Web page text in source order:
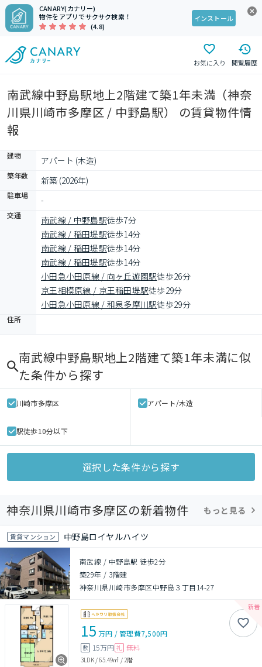
CANARY(カナリー)
物件をアプリでサクサク検索！
(4.8)
インストール
お気に入り 閲覧履歴
南武線中野島駅地上2階建て築1年未満（神奈
川県川崎市多摩区 / 中野島駅） の賃貸物件情
報
建物 アパート (木造)
築年数 新築 (2026年)
駐車場 -
交通 南武線 / 中野島駅徒歩7分
南武線 / 稲田堤駅徒歩14分
南武線 / 稲田堤駅徒歩14分
南武線 / 稲田堤駅徒歩14分
小田急小田原線 / 向ヶ丘遊園駅徒歩26分
京王相模原線 / 京王稲田堤駅徒歩29分
小田急小田原線 / 和泉多摩川駅徒歩29分
住所
南武線中野島駅地上2階建て築1年未満に似
た条件から探す
川崎市多摩区 アパート/木造
駅徒歩10分以下
選択した条件から探す
神奈川県川崎市多摩区の新着物件 もっと見る
賃貸マンション 中野島ロイヤルハイツ
南武線 / 中野島駅 徒歩2分
築29年 / 3階建
神奈川県川崎市多摩区中野島３丁目14-27
15 万円 /管理費7,500円
敷 15万円 礼 無料
3LDK/65.49㎡ /2階